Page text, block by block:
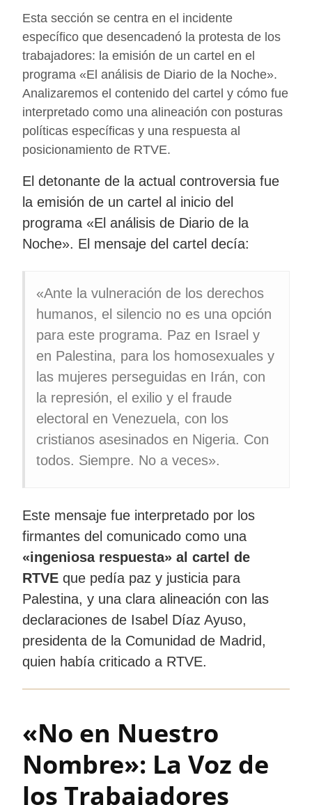
Esta sección se centra en el incidente
específico que desencadenó la protesta de los
trabajadores: la emisión de un cartel en el
programa «El análisis de Diario de la Noche».
Analizaremos el contenido del cartel y cómo fue
interpretado como una alineación con posturas
políticas específicas y una respuesta al
posicionamiento de RTVE.
El detonante de la actual controversia fue
la emisión de un cartel al inicio del
programa «El análisis de Diario de la
Noche». El mensaje del cartel decía:
«Ante la vulneración de los derechos
humanos, el silencio no es una opción
para este programa. Paz en Israel y
en Palestina, para los homosexuales y
las mujeres perseguidas en Irán, con
la represión, el exilio y el fraude
electoral en Venezuela, con los
cristianos asesinados en Nigeria. Con
todos. Siempre. No a veces».
Este mensaje fue interpretado por los
firmantes del comunicado como una
«ingeniosa respuesta» al cartel de
RTVE que pedía paz y justicia para
Palestina, y una clara alineación con las
declaraciones de Isabel Díaz Ayuso,
presidenta de la Comunidad de Madrid,
quien había criticado a RTVE.
«No en Nuestro
Nombre»: La Voz de
los Trabajadores